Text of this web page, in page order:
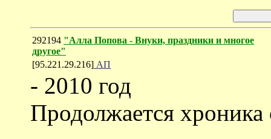
292194 "Алла Попова - Внуки, праздники и многое
другое"
[95.221.29.216] АП
- 2010 год
Продолжается хроника